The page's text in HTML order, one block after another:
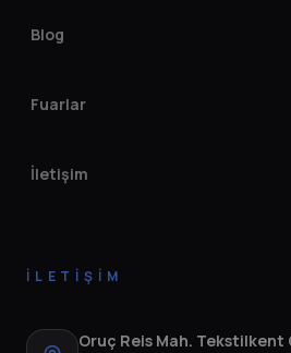
Blog
Fuarlar
İletişim
İLETIŞIM
Oruç Reis Mah. Tekstilkent